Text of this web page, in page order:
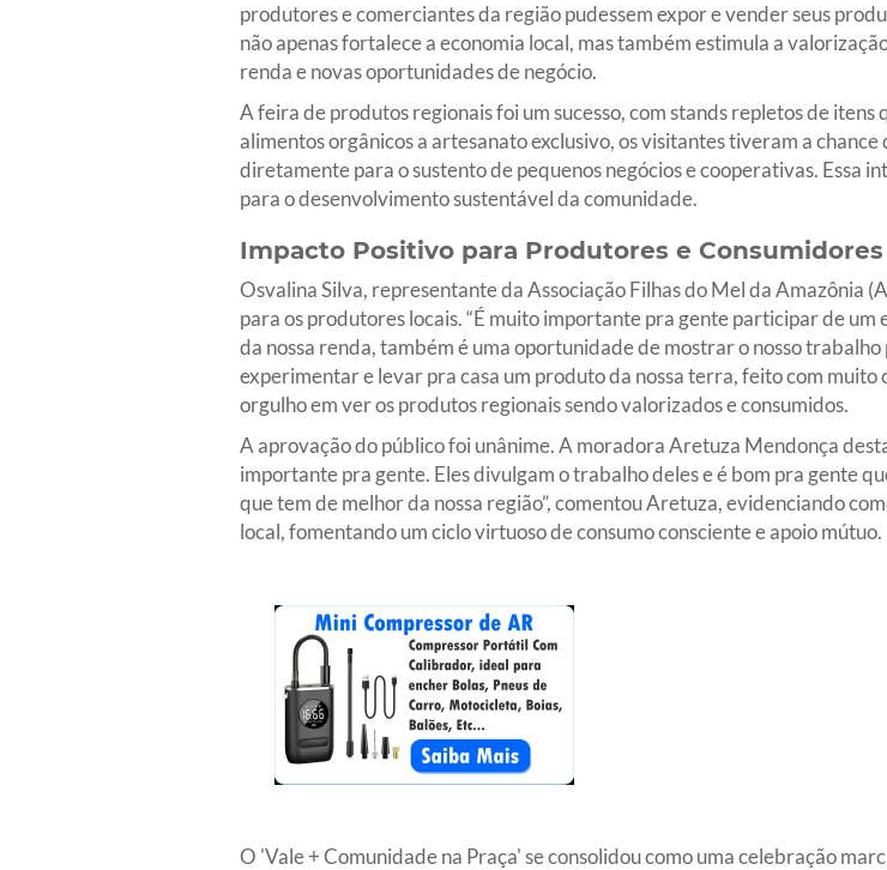
produtores e comerciantes da região pudessem expor e vender seus
não apenas fortalece a economia local, mas também estimula a
renda e novas oportunidades de negócio.
A feira de produtos regionais foi um sucesso, com stands repletos de
alimentos orgânicos a artesanato exclusivo, os visitantes tiveram a
diretamente para o sustento de pequenos negócios e cooperativas. Essa
para o desenvolvimento sustentável da comunidade.
Impacto Positivo para Produtores e Consumidores
Osvalina Silva, representante da Associação Filhas do Mel da Amazônia
para os produtores locais. “É muito importante pra gente participar de
da nossa renda, também é uma oportunidade de mostrar o nosso
experimentar e levar pra casa um produto da nossa terra, feito com muito
orgulho em ver os produtos regionais sendo valorizados e consumidos.
A aprovação do público foi unânime. A moradora Aretuza Mendonça
importante pra gente. Eles divulgam o trabalho deles e é bom pra gente
que tem de melhor da nossa região”, comentou Aretuza, evidenciando
local, fomentando um ciclo virtuoso de consumo consciente e apoio mútuo.
O 'Vale + Comunidade na Praça' se consolidou como uma celebração